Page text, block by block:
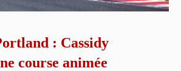
: Cassidy
course animée